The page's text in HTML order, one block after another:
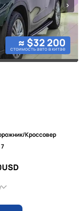
≈ $32 200
стоимость авто в китае
Кроссовер
USD